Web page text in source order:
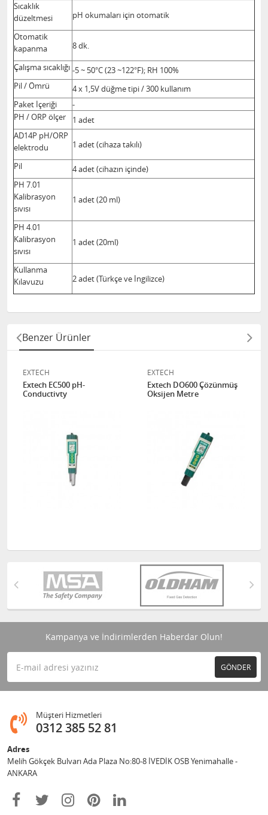
Sıcaklık
düzeltmesi
pH okumaları için otomatik
Otomatik
kapanma
8 dk.
Çalışma sıcaklığı -5 ~ 50°C (23 ~122°F); RH 100%
Pil / Ömrü
4 x 1,5V düğme tipi / 300 kullanım
Paket İçeriği
-
PH / ORP ölçer
1 adet
AD14P pH/ORP
elektrodu
1 adet (cihaza takılı)
Pil
4 adet (cihazın içinde)
PH 7.01
Kalibrasyon
sıvısı
1 adet (20 ml)
PH 4.01
Kalibrasyon
sıvısı
1 adet (20ml)
Kullanma
Kılavuzu
2 adet (Türkçe ve İngilizce)
Benzer Ürünler
EXTECH
Extech EC500 pH-
Conductivty
EXTECH
Extech DO600 Çözünmüş
Oksijen Metre
Kampanya ve İndirimlerden Haberdar Olun!
GÖNDER
Müşteri Hizmetleri
0312 385 52 81
Adres
Melih Gökçek Bulvarı Ada Plaza No:80-8 İVEDİK OSB Yenimahalle -
ANKARA